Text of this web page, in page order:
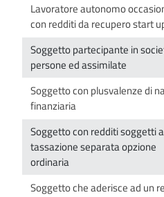
Lavoratore autonomo
Soggetto partecipante in
Soggetto con plusvalenze di
Soggetto con redditi soggetti a
tassazione separata opzione
Soggetto che aderisce ad un